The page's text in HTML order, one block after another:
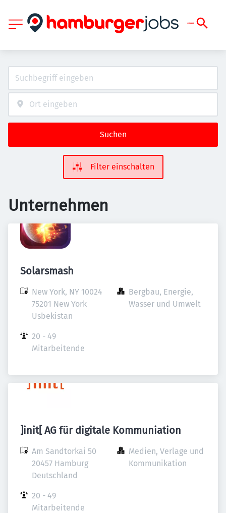
Suchen
Filter einschalten
Unternehmen
Solarsmash
New York, NY 10024
75201 New York
Usbekistan
Bergbau, Energie,
Wasser und Umwelt
20 - 49
Mitarbeitende
]init[ AG für digitale Kommuniation
Am Sandtorkai 50
20457 Hamburg
Deutschland
Medien, Verlage und
Kommunikation
20 - 49
Mitarbeitende